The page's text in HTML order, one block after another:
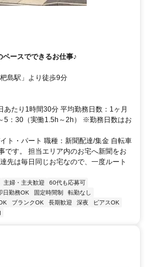
ースでできるお仕事♪
島駅」より徒歩9分
あたり1時間30分 平均勤務日数：1ヶ月
5：30（実働1.5h～2h） ※勤務日数はお
ト・パート 職種：新聞配達/集金 自転車
です。 担当エリア内のお宅へ新聞をお
先は毎日同じお宅なので、一度ルート
主婦・主夫歓迎
60代も応募可
日勤務OK 固定時間制
転勤なし
ブランクOK 長期歓迎 深夜
ピアスOK